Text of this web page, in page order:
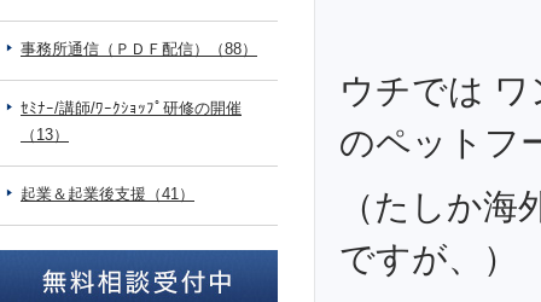
ウチでは
のペットフ
（たしか
ですが、）
事務所通信（ＰＤＦ配信）（88）
ｾﾐﾅｰ/講師/ﾜｰｸｼｮｯﾌﾟ研修の開催
（13）
起業＆起業後支援（41）